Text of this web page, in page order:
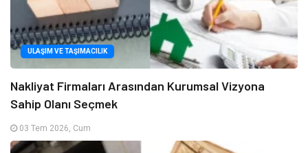
ULAŞIM VE TAŞIMACILIK
Nakliyat Firmaları Arasından Kurumsal Vizyona
Sahip Olanı Seçmek
03 Tem 2026, Cum